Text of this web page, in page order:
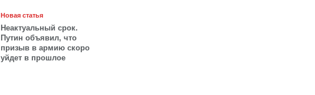
Новая статья
Неактуальный срок.
Путин объявил, что
призыв в армию скоро
уйдет в прошлое